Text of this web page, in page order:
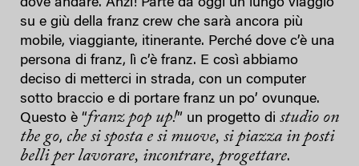
dove andare. Anzi! Parte da oggi un lungo viaggio
su e giù della franz crew che sarà ancora più
mobile, viaggiante, itinerante. Perché dove c’è una
persona di franz, lì c’è franz. E così abbiamo
deciso di metterci in strada, con un computer
sotto braccio e di portare franz un po’ ovunque.
Questo è “franz pop up!” un progetto di studio on
the go, che si sposta e si muove, si piazza in posti
belli per lavorare, incontrare, progettare.